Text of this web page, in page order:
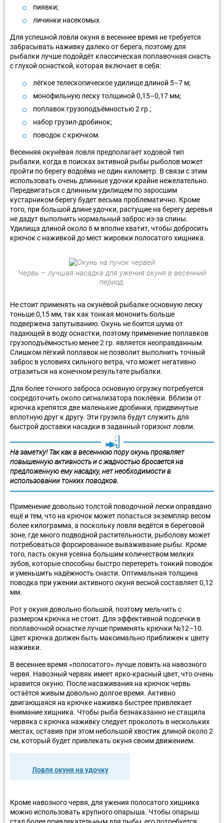
пиявки;
личинки насекомых.
Для успешной ловли окуня в весеннее время не требуется
забрасывать наживку далеко от берега, поэтому для
рыбалки лучше подойдёт классическая поплавочная снасть
с глухой оснасткой, которая включает в себя:
лёгкое телескопическое удилище длиной 5–7 м;
монофильную леску толщиной 0,15–0,17 мм;
поплавок грузоподъёмностью 2 гр.;
набор грузил-дробинок;
поводок с крючком.
Весенняя окунёвая ловля предполагает ходовой тип
рыбалки, когда в поисках активной рыбы рыболов может
пройти по берегу водоёма не один километр. В связи с этим
использовать очень длинные удочки крайне нежелательно.
Передвигаться с длинным удилищем по заросшим
кустарником берегу будет весьма проблематично. Кроме
того, при большой длине удочки, растущие на берегу деревья
не дадут выполнить нормальный заброс из-за спины.
Удилища длиной около 6 м вполне хватит, чтобы добросить
крючок с наживкой до мест жировки полосатого хищника.
Червь – лучшая насадка для ужения окуня в весенний
период.
Не стоит применять на окунёвой рыбалке основную леску
тоньше 0,15 мм, так как тонкая мононить больше
подвержена запутыванию. Окунь не боится шума от
падающей в воду оснастки, поэтому применение поплавков
грузоподъёмностью менее 2 гр. является неоправданным.
Слишком лёгкий поплавок не позволит выполнить точный
заброс в условиях сильного ветра, что может негативно
отразиться на конечном результате рыбалки.
Для более точного заброса основную огрузку потребуется
сосредоточить около сигнализатора поклёвки. Вблизи от
крючка крепятся две маленькие дробинки, придвинутые
вплотную друг к другу. Эти грузила будут служить для
быстрой доставки насадки в заданный горизонт ловли.
На заметку! Так как в весеннюю пору окунь проявляет
повышенную активность и с жадностью бросается на
предложенную ему насадку, нет необходимости в
использовании тонких поводков.
Применение довольно толстой поводочной лески оправдано
ещё и тем, что на крючок может попасться экземпляр весом
более килограмма, а поскольку ловля ведётся в береговой
зоне, где много подводной растительности, рыболову может
потребоваться форсированное вываживание рыбы. Кроме
того, пасть окуня усеяна большим количеством мелких
зубов, которые способны быстро перетереть тонкий поводок
и уменьшить надёжность снасти. Оптимальная толщина
поводка при ужении активного окуня весной составляет 0,12
мм.
Рот у окуня довольно большой, поэтому мельчить с
размером крючка не стоит. Для эффективной подсечки в
поплавочной оснастке лучше применять крючки №12–10.
Цвет крючка должен быть максимально приближен к цвету
наживки.
В весеннее время «полосатого» лучше ловить на навозного
червя. Навозный червяк имеет ярко-красный цвет, что очень
нравится окуню. После насаживания на крючок червь
остаётся живым довольно долгое время. Активно
двигающаяся на крючке наживка быстрее привлекает
внимание хищника. Чтобы рыба безнаказанно не стащила
червяка с крючка наживку следует проколоть в нескольких
местах, оставив при этом небольшой хвостик длиной около 2
см, который будет привлекать окуня своим движением.
Ловля окуня на удочку
Кроме навозного червя, для ужения полосатого хищника
можно использовать крупного опарыша. Чтобы опарыш
стал более привлекательным для рыбы, его потребуется